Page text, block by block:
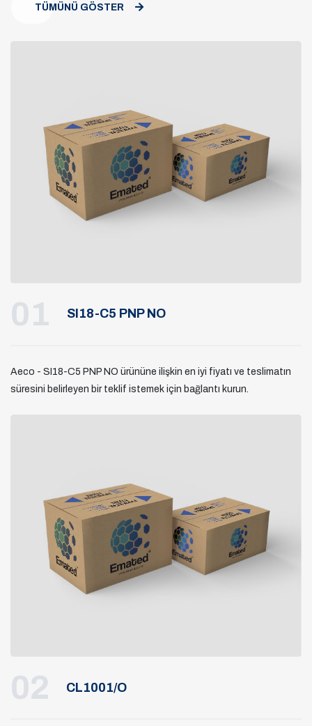
TÜMÜNÜ GÖSTER
01 SI18-C5 PNP NO
Aeco - SI18-C5 PNP NO ürününe ilişkin en iyi fiyatı ve teslimatın
süresini belirleyen bir teklif istemek için bağlantı kurun.
02 CL1001/O